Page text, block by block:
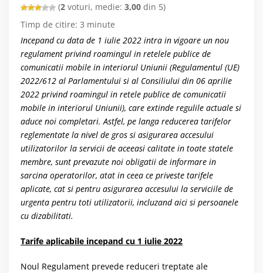
(2 voturi, medie: 3,00 din 5)
Timp de citire: 3 minute
Incepand cu data de 1 iulie 2022 intra in vigoare un nou
regulament privind roamingul in retelele publice de
comunicatii mobile in interiorul Uniunii (Regulamentul (UE)
2022/612 al Parlamentului si al Consiliului din 06 aprilie
2022 privind roamingul in retele publice de comunicatii
mobile in interiorul Uniunii), care extinde regulile actuale si
aduce noi completari. Astfel, pe langa reducerea tarifelor
reglementate la nivel de gros si asigurarea accesului
utilizatorilor la servicii de aceeasi calitate in toate statele
membre, sunt prevazute noi obligatii de informare in
sarcina operatorilor, atat in ceea ce priveste tarifele
aplicate, cat si pentru asigurarea accesului la serviciile de
urgenta pentru toti utilizatorii, incluzand aici si persoanele
cu dizabilitati.
Tarife aplicabile incepand cu 1 iulie 2022
Noul Regulament prevede reduceri treptate ale